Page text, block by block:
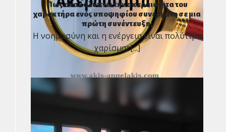
Πως ανακαλύπτω την ακεραιότητα του
χαρακτήρα ενός υποψηφίου συνεργάτη σε μια
πρώτη συνέντευξη;
Η νοημοσύνη και η ενέργεια είναι πολύτιμα
χαρίσματ[...]